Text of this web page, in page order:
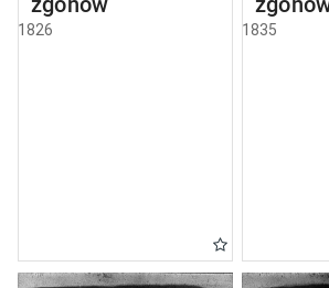
1826 1835